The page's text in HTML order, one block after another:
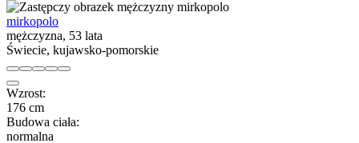
mirkopolo
mężczyzna, 53 lata
Świecie, kujawsko-pomorskie
Wzrost:
176 cm
Budowa ciała:
normalna